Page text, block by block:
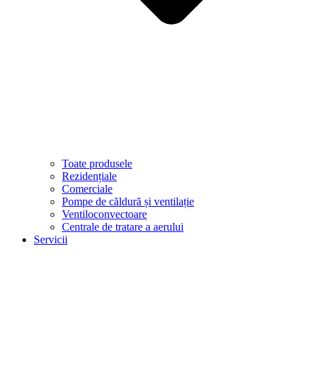
Toate produsele
Rezidențiale
Comerciale
Pompe de căldură și ventilație
Ventiloconvectoare
Centrale de tratare a aerului
Servicii